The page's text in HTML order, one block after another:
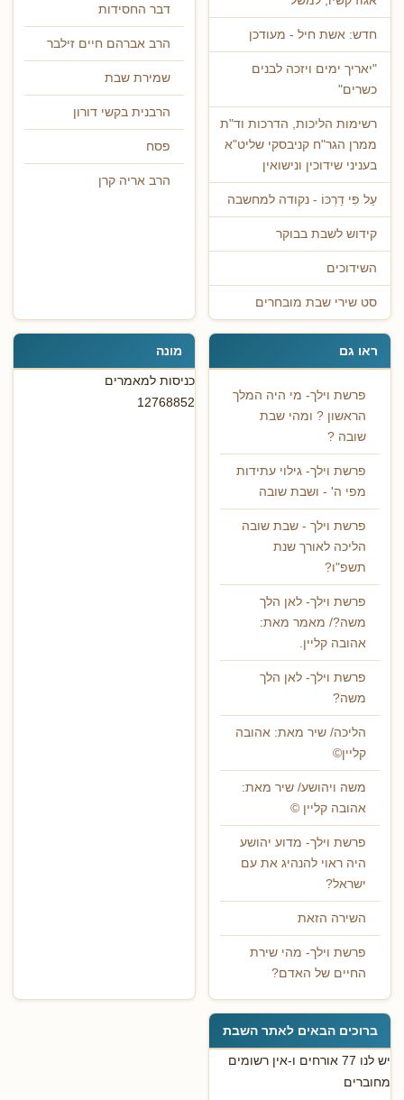
חדש: אשת חיל - מעודכן
"יאריך ימים ויזכה לבנים
כשרים"
רשימות הליכות, הדרכות וד"ת
ממרן הגר"ח קניבסקי שליט"א
בעניני שידוכין ונישואין
עַל פִּי דַרְכּוֹ - נקודה למחשבה
קידוש לשבת בבוקר
השידוכים
סט שירי שבת מובחרים
דבר החסידות
הרב אברהם חיים זילבר
שמירת שבת
הרבנית בקשי דורון
פסח
הרב אריה קרן
ראו גם
פרשת וילך- מי היה המלך
הראשון ? ומהי שבת
שובה ?
פרשת וילך- גילוי עתידות
מפי ה' - ושבת שובה
פרשת וילך - שבת שובה
הליכה לאורך שנת
תשפ"ו?
פרשת וילך- לאן הלך
משה?/ מאמר מאת:
אהובה קליין.
פרשת וילך- לאן הלך
משה?
הליכה/ שיר מאת: אהובה
קליין©
משה ויהושע/ שיר מאת:
אהובה קליין ©
פרשת וילך- מדוע יהושע
היה ראוי להנהיג את עם
ישראל?
השירה הזאת
פרשת וילך- מהי שירת
החיים של האדם?
מונה
כניסות למאמרים
12768852
ברוכים הבאים לאתר השבת
יש לנו 77 אורחים ו-אין רשומים
מחוברים